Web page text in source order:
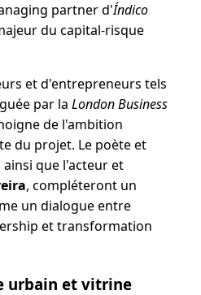
partner d'Índico
du capital-risque
et d'entrepreneurs tels
par la London Business
de l'ambition
du projet. Le poète et
ainsi que l'acteur et
, compléteront un
un dialogue entre
et transformation
urbain et vitrine